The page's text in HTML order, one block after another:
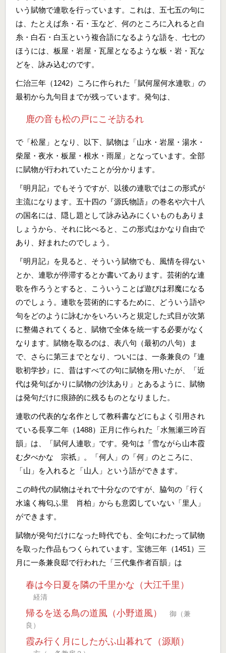
いう賦物で連歌を行っています。これは、五七五の句に
は、たとえば糸・石・玉など、何のところに入れると白
糸・白石・白玉という複合語になるような語を、七七の
ほうには、板屋・岩屋・瓦屋となるような板・岩・瓦な
どを、詠み込むのです。
仁治三年（1242）ころに作られた「賦何屋何水連歌」の
最初から九句目までが残っています。発句は、
鹿の音も松の戸にこそ訪るれ
で「松屋」となり、以下、賦物は「山水・岩屋・湯水・
柴屋・夜水・板屋・根水・雨屋」となっています。全部
に賦物が行われていたことが分かります。
『明月記』でもそうですが、以後の連歌ではこの形式が
主流になります。五十四の『源氏物語』の巻名や六十八
の国名には、隠し題として詠み込みにくいものもありま
しょうから、それに比べると、この形式はかなり自由で
あり、好まれたのでしょう。
『明月記』を見ると、そういう賦物でも、風情を得ない
とか、連歌が停滞するとか書いてあります。芸術的な連
歌を作ろうとすると、こういうことば遊びは邪魔になる
のでしょう。連歌を芸術的にするために、どういう語や
句をどのように詠むかをいろいろと規定した式目が次第
に整備されてくると、賦物で全体を統一する必要がなく
なります。賦物を取るのは、表八句（最初の八句）ま
で、さらに第三までとなり、ついには、一条兼良の『連
歌初学抄』に、昔はすべての句に賦物を用いたが、「近
代は発句ばかりに賦物の沙汰あり」とあるように、賦物
は発句だけに痕跡的に残るものとなりました。
連歌の代表的な名作として教科書などにもよく引用され
ている長享二年（1488）正月に作られた「水無瀬三吟百
韻」は、「賦何人連歌」です。発句は「雪ながら山本霞
む夕べかな 宗祇」。「何人」の「何」のところに、
「山」を入れると「山人」という語ができます。
この時代の賦物はそれで十分なのですが、脇句の「行く
水遠く梅匂ふ里 肖柏」からも意図していない「里人」
ができます。
賦物が発句だけになった時代でも、全句にわたって賦物
を取った作品もつくられています。宝徳三年（1451）三
月に一条兼良邸で行われた「三代集作者百韻」は
春は今日夏を隣の千里かな（大江千里）
経清
帰るを送る鳥の道風（小野道風）
御（兼
良）
霞み行く月にしたがふ山暮れて（源順）